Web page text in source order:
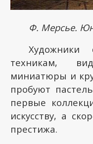
Ф. Мерсье.
техникам,
миниатюры и
пробуют
первые
искусству, а
престижа.